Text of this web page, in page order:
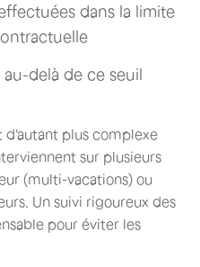
dans la limite
au-delà de ce seuil
d'autant plus complexe
sur plusieurs
(multi-vacations) ou
Un suivi rigoureux des
pour éviter les